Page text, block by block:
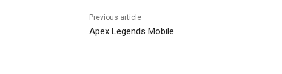
Previous article
Apex Legends Mobile